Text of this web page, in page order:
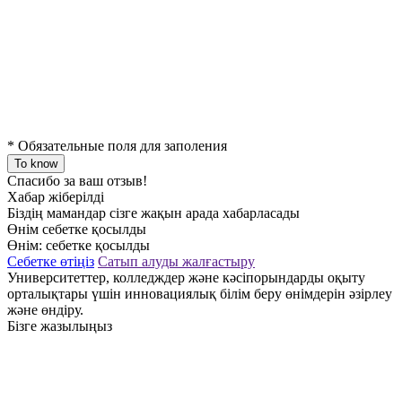
* Обязательные поля для заполения
To know
Спасибо за ваш отзыв!
Хабар жіберілді
Біздің мамандар сізге жақын арада хабарласады
Өнім себетке қосылды
Өнім: себетке қосылды
Себетке өтіңіз Сатып алуды жалғастыру
Университеттер, колледждер және кәсіпорындарды оқыту
орталықтары үшін инновациялық білім беру өнімдерін әзірлеу
және өндіру.
Бізге жазылыңыз